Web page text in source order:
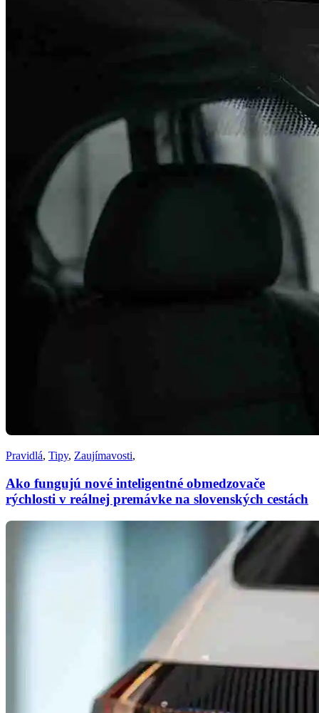
Pravidlá, Tipy, Zaujímavosti,
Ako fungujú nové inteligentné obmedzovače
rýchlosti v reálnej premávke na slovenských cestách